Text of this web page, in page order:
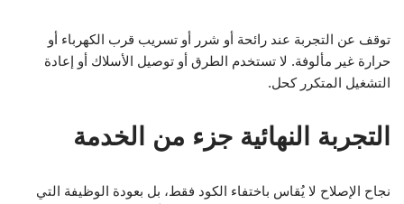
توقف عن التجربة عند رائحة أو شرر أو تسريب قرب الكهرباء أو
حرارة غير مألوفة. لا تستخدم الطرق أو توصيل الأسلاك أو إعادة
التشغيل المتكرر كحل.
التجربة النهائية جزء من الخدمة
نجاح الإصلاح لا يُقاس باختفاء الكود فقط، بل بعودة الوظيفة التي